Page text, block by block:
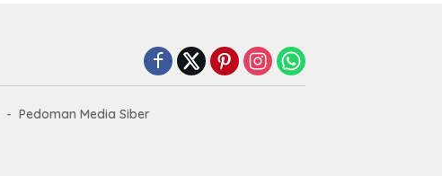
Pedoman Media Siber